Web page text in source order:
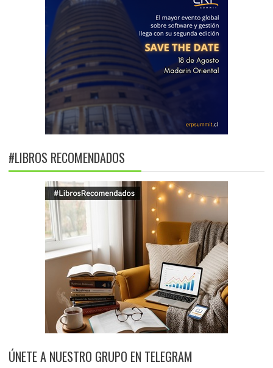
#LIBROS RECOMENDADOS
ÚNETE A NUESTRO GRUPO EN TELEGRAM